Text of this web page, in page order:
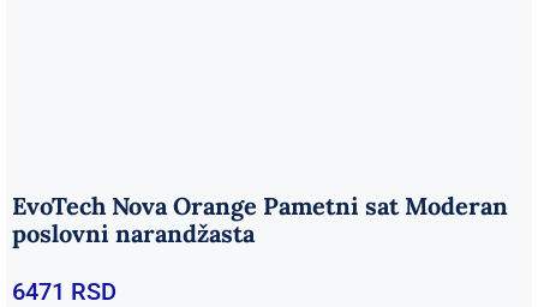
EvoTech Nova Orange Pametni sat Moderan
poslovni narandžasta
6471 RSD